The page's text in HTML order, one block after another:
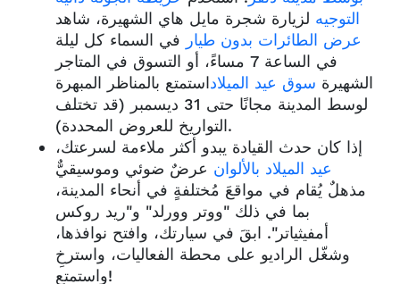
التوجيه لزيارة شجرة مايل هاي الشهيرة، شاهد
عرض الطائرات بدون طيار في السماء كل ليلة
في الساعة 7 مساءً، أو التسوق في المتاجر
الشهيرة سوق عيد الميلاداستمتع بالمناظر المبهرة
لوسط المدينة مجانًا حتى 31 ديسمبر (قد تختلف
التواريخ للعروض المحددة).
إذا كان حدث القيادة يبدو أكثر ملاءمة لسرعتك،
عيد الميلاد بالألوان عرضٌ ضوئي وموسيقيٌّ
مذهلٌ يُقام في مواقعَ مُختلفةٍ في أنحاء المدينة،
بما في ذلك "ووتر وورلد" و"ريد روكس
أمفيثياتر". ابقَ في سيارتك، وافتح نوافذها،
وشغّل الراديو على محطة الفعاليات، واسترخِ
واستمتع!